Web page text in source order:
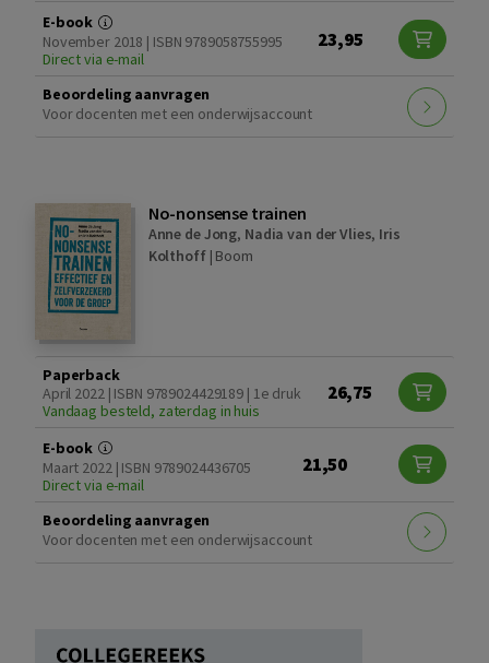
E-book
November 2018 | ISBN 9789058755995
Direct via e-mail
23,95
Beoordeling aanvragen
Voor docenten met een onderwijsaccount
No-nonsense trainen
Anne de Jong, Nadia van der Vlies, Iris
Kolthoff| Boom
Paperback
April 2022 | ISBN 9789024429189 | 1e druk
Vandaag besteld, zaterdag in huis
26,75
E-book
Maart 2022 | ISBN 9789024436705
Direct via e-mail
21,50
Beoordeling aanvragen
Voor docenten met een onderwijsaccount